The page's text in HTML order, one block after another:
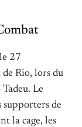
27
Rio, lors du
Le
supporters de
la cage, les